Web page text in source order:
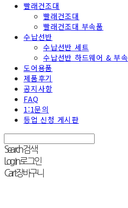
빨래건조대
빨래건조대
빨래건조대 부속품
수납선반
수납선반 세트
수납선반 하드웨어 & 부속
도어용품
제품후기
공지사항
FAQ
1:1문의
등업 신청 게시판
Search검색
Log In로그인
Cart장바구니